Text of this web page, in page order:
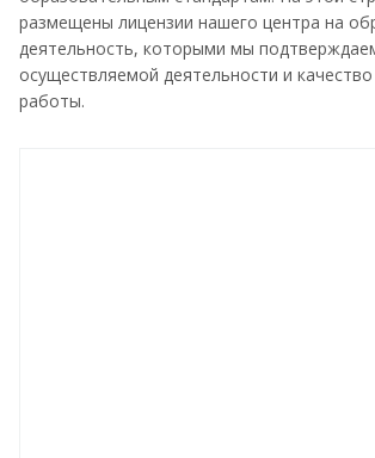
размещены лицензии нашего центра на
деятельность, которыми мы
осуществляемой деятельности и
работы.